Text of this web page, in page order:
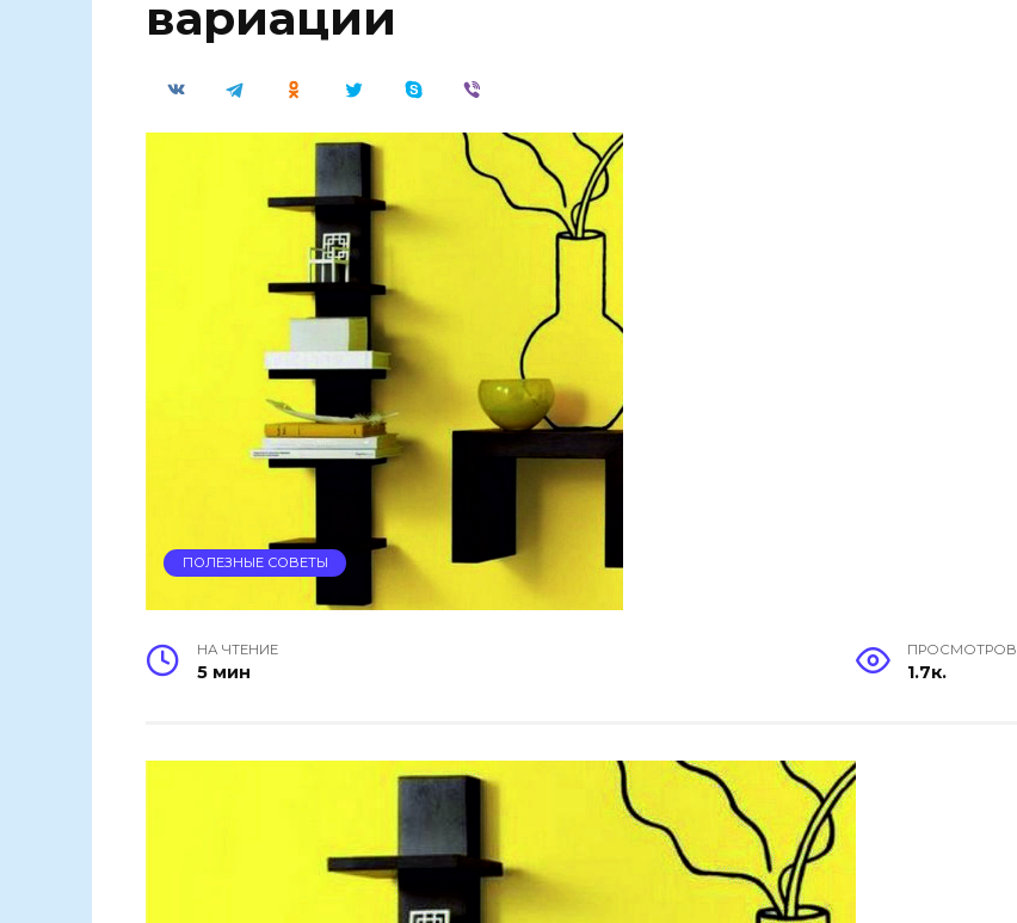
вариации
ПОЛЕЗНЫЕ СОВЕТЫ
НА ЧТЕНИЕ
5 мин
ПРОСМОТРОВ
1.7к.